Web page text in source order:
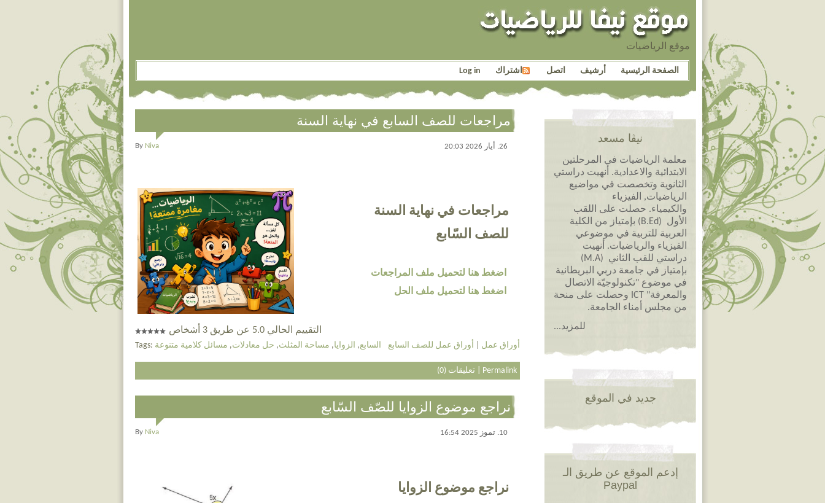
موقع الرياضيات
الصفحة الرئيسية أرشيف اتصل اشتراك Log in
مراجعات للصف السابع في نهاية السنة
By Niva 26. أيار 2026 20:03
مراجعات في نهاية السنة
للصف السّابع
اضغط هنا لتحميل ملف المراجعات
اضغط هنا لتحميل ملف الحل
التقييم الحالي 5.0 عن طريق 3 أشخاص
Tags: السابع, الزوايا, مساحة المثلث, حل معادلات, مسائل كلامية متنوعة أوراق عمل أوراق عمل للصف السابع
Permalink
|تعليقات (0)
نراجع موضوع الزوايا للصّف السّابع
By Niva 10. تموز 2025 16:54
نراجع موضوع الزوايا
نيڤا مسعد
معلمة الرياضيات في المرحلتين
الابتدائية والاعدادية. أنهيت دراستي
الثانوية وتخصصت في مواضيع
الرياضيات, الفيزياء
والكيمياء. حصلت على اللقب
الأول (B.Ed) بإمتياز من الكلية
العربية للتربية في موضوعي
الفيزياء والرياضيات. أنهيت
دراستي للقب الثاني (M.A)
بإمتياز في جامعة دربي البريطانية
في موضوع "تكنولوجيّة الاتصال
والمعرفة" ICT وحصلت على منحة
من مجلس أمناء الجامعة.
للمزيد...
جديد في الموقع
إدعم الموقع عن طريق الـ
Paypal